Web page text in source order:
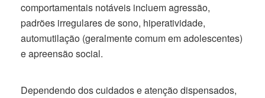
comportamentais notáveis ​​incluem agressão,
padrões irregulares de sono, hiperatividade,
automutilação (geralmente comum em adolescentes)
e apreensão social.
Dependendo dos cuidados e atenção dispensados,